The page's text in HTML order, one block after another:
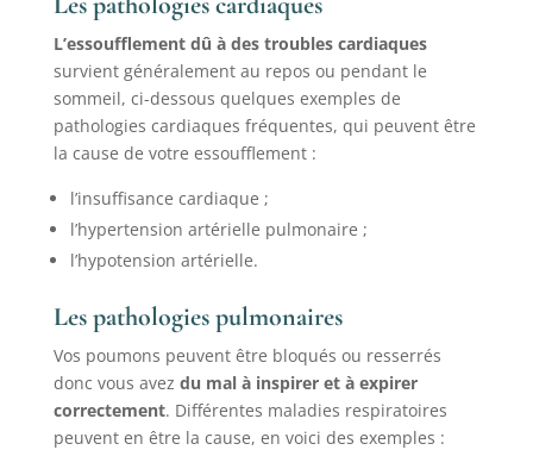
L’essoufflement dû à des troubles cardiaques
survient généralement au repos ou pendant le
sommeil, ci-dessous quelques exemples de
pathologies cardiaques fréquentes, qui peuvent être
la cause de votre essoufflement :
l’insuffisance cardiaque ;
l’hypertension artérielle pulmonaire ;
l’hypotension artérielle.
Les pathologies pulmonaires
Vos poumons peuvent être bloqués ou resserrés
donc vous avez du mal à inspirer et à expirer
correctement. Différentes maladies respiratoires
peuvent en être la cause, en voici des exemples :